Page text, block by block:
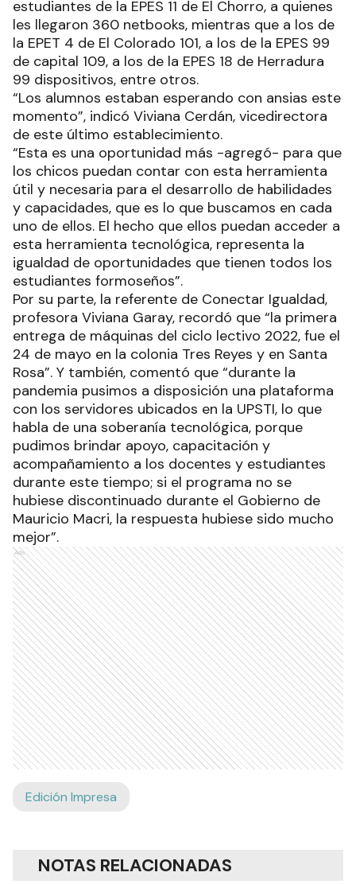
estudiantes de la EPES 11 de El Chorro, a quienes
les llegaron 360 netbooks, mientras que a los de
la EPET 4 de El Colorado 101, a los de la EPES 99
de capital 109, a los de la EPES 18 de Herradura
99 dispositivos, entre otros.
“Los alumnos estaban esperando con ansias este
momento”, indicó Viviana Cerdán, vicedirectora
de este último establecimiento.
“Esta es una oportunidad más -agregó- para que
los chicos puedan contar con esta herramienta
útil y necesaria para el desarrollo de habilidades
y capacidades, que es lo que buscamos en cada
uno de ellos. El hecho que ellos puedan acceder a
esta herramienta tecnológica, representa la
igualdad de oportunidades que tienen todos los
estudiantes formoseños”.
Por su parte, la referente de Conectar Igualdad,
profesora Viviana Garay, recordó que “la primera
entrega de máquinas del ciclo lectivo 2022, fue el
24 de mayo en la colonia Tres Reyes y en Santa
Rosa”. Y también, comentó que “durante la
pandemia pusimos a disposición una plataforma
con los servidores ubicados en la UPSTI, lo que
habla de una soberanía tecnológica, porque
pudimos brindar apoyo, capacitación y
acompañamiento a los docentes y estudiantes
durante este tiempo; si el programa no se
hubiese discontinuado durante el Gobierno de
Mauricio Macri, la respuesta hubiese sido mucho
mejor”.
Ads
Edición Impresa
NOTAS RELACIONADAS